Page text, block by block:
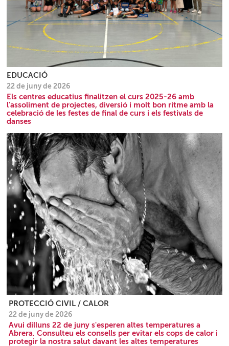
EDUCACIÓ
22 de juny de 2026
Els centres educatius finalitzen el curs 2025-26 amb
l'assoliment de projectes, diversió i molt bon ritme amb la
celebració de les festes de final de curs i els festivals de
danses
PROTECCIÓ CIVIL / CALOR
22 de juny de 2026
Avui dilluns 22 de juny s'esperen altes temperatures a
Abrera. Consulteu els consells per evitar els cops de calor i
protegir la nostra salut davant les altes temperatures